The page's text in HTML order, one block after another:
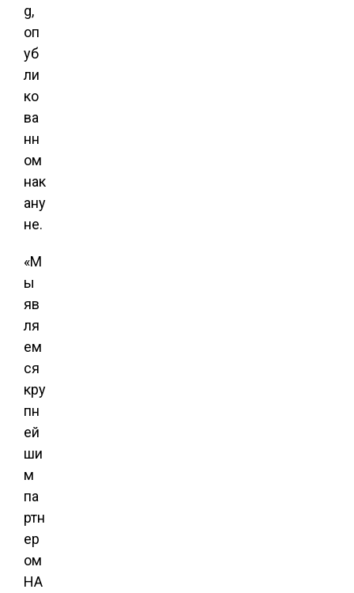
g,
оп
уб
ли
ко
ва
нн
ом
нак
ану
не.
«М
ы
яв
ля
ем
ся
кру
пн
ей
ши
м
па
ртн
ер
ом
НА